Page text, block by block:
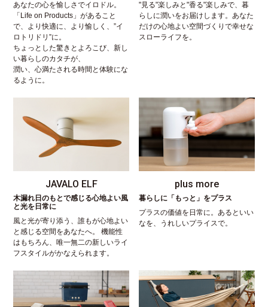
あなたの心を愉しさでイロドル。
「Life on Products」があること
で、より快適に、より愉しく、”イ
ロトリドリ”に。
ちょっとした驚きとよろこび、新し
い暮らしのカタチが、
潤い、心満たされる時間と体験にな
るように。
"見る"楽しみと"香る"楽しみで、暮
らしに潤いをお届けします。あなた
だけの心地よい空間づくりで幸せな
スローライフを。
JAVALO ELF
木漏れ日のもとで感じる心地よい風
と光を日常に
風と光が寄り添う、誰もが心地よい
と感じる空間をあなたへ。 機能性
はもちろん、唯一無二の新しいライ
フスタイルがかなえられます。
plus more
暮らしに「もっと」をプラス
プラスの価値を日常に。あるといい
なを、うれしいプライスで。